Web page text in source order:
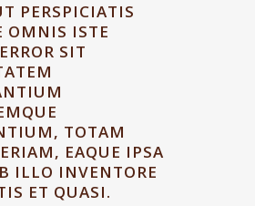
PERSPICIATIS
OMNIS ISTE
SIT
TOTAM
EAQUE IPSA
ILLO INVENTORE
ET QUASI.